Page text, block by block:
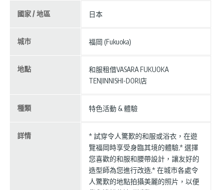
國家 / 地區 日本
城市 福岡 (Fukuoka)
地點
和服租借VASARA FUKUOKA
TENJINNISHI-DORI店
種類 特色活動 & 體驗
詳情
* 試穿令人驚歎的和服或浴衣，在遊
覽福岡時享受身臨其境的體驗,* 選擇
您喜歡的和服和腰帶設計，讓友好的
造型師為您進行改造,* 在城市各處令
人驚歎的地點拍攝美麗的照片，以便